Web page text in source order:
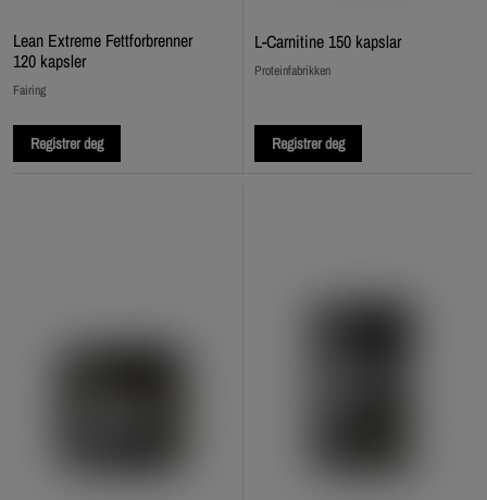
Lean Extreme Fettforbrenner
120 kapsler
Fairing
Registrer deg
L-Carnitine 150 kapslar
Proteinfabrikken
Registrer deg